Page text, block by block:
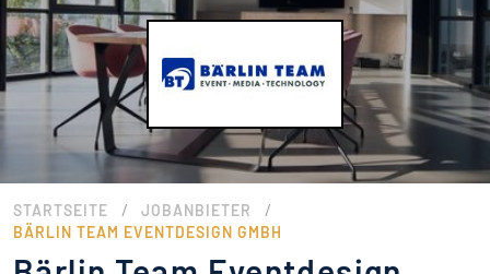
STARTSEITE / JOBANBIETER /
BÄRLIN TEAM EVENTDESIGN GMBH